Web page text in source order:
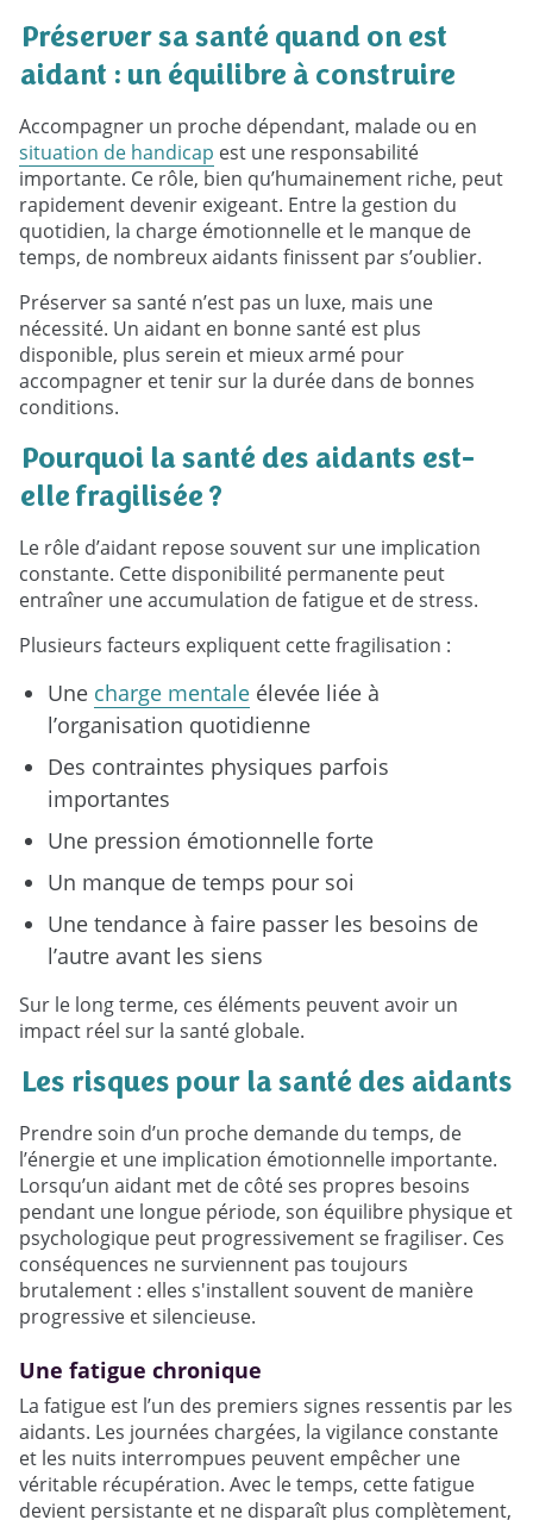
Préserver sa santé quand on est
aidant : un équilibre à construire
Accompagner un proche dépendant, malade ou en
situation de handicap est une responsabilité
importante. Ce rôle, bien qu’humainement riche, peut
rapidement devenir exigeant. Entre la gestion du
quotidien, la charge émotionnelle et le manque de
temps, de nombreux aidants finissent par s’oublier.
Préserver sa santé n’est pas un luxe, mais une
nécessité. Un aidant en bonne santé est plus
disponible, plus serein et mieux armé pour
accompagner et tenir sur la durée dans de bonnes
conditions.
Pourquoi la santé des aidants est-
elle fragilisée ?
Le rôle d’aidant repose souvent sur une implication
constante. Cette disponibilité permanente peut
entraîner une accumulation de fatigue et de stress.
Plusieurs facteurs expliquent cette fragilisation :
Une charge mentale élevée liée à
l’organisation quotidienne
Des contraintes physiques parfois
importantes
Une pression émotionnelle forte
Un manque de temps pour soi
Une tendance à faire passer les besoins de
l’autre avant les siens
Sur le long terme, ces éléments peuvent avoir un
impact réel sur la santé globale.
Les risques pour la santé des aidants
Prendre soin d’un proche demande du temps, de
l’énergie et une implication émotionnelle importante.
Lorsqu’un aidant met de côté ses propres besoins
pendant une longue période, son équilibre physique et
psychologique peut progressivement se fragiliser. Ces
conséquences ne surviennent pas toujours
brutalement : elles s'installent souvent de manière
progressive et silencieuse.
Une fatigue chronique
La fatigue est l’un des premiers signes ressentis par les
aidants. Les journées chargées, la vigilance constante
et les nuits interrompues peuvent empêcher une
véritable récupération. Avec le temps, cette fatigue
devient persistante et ne disparaît plus complètement,